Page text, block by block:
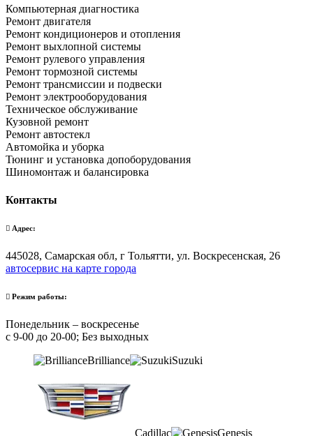
Компьютерная диагностика
Ремонт двигателя
Ремонт кондиционеров и отопления
Ремонт выхлопной системы
Ремонт рулевого управления
Ремонт тормозной системы
Ремонт трансмиссии и подвески
Ремонт электрооборудования
Техническое обслуживание
Кузовной ремонт
Ремонт автостекл
Автомойка и уборка
Тюнинг и установка допоборудования
Шиномонтаж и балансировка
Контакты
Адрес:
445028, Самарская обл, г Тольятти, ул. Воскресенская, 26
автосервис на карте города
Режим работы:
Понедельник – воскресенье
с 9-00 до 20-00; Без выходных
Brilliance
Suzuki
Cadillac Genesis